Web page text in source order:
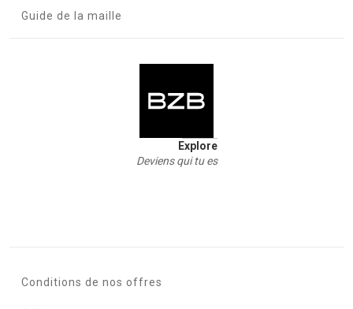
Guide de la maille
Explore
Deviens qui tu es
Conditions de nos offres